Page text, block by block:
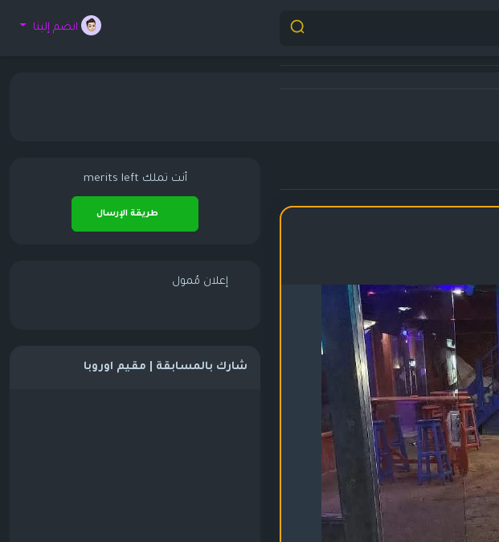
انضم إلينا
أنت تملك merits left
طريقة الإرسال
إعلان مُمول
شارك بالمسابقة | مقيم اوروبا